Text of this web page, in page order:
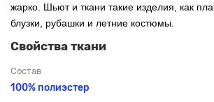
жарко. Шьют и ткани такие изделия, как
блузки, рубашки и летние костюмы.
Свойства ткани
Состав
100% полиэстер